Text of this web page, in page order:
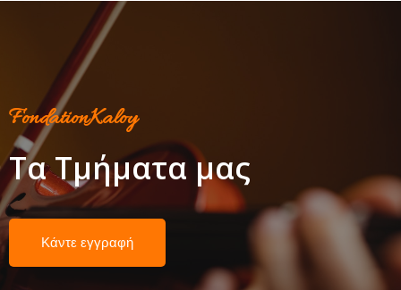
FondationKaloy
Τα Τμήματα μας
Κάντε εγγραφή